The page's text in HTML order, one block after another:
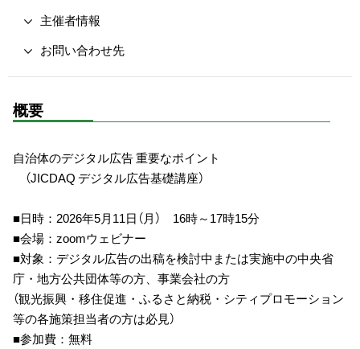
主催者情報
お問い合わせ先
概要
自治体のデジタル広告 重要なポイント
（JICDAQ デジタル広告基礎講座）
■日時：2026年5月11日（月） 16時～17時15分
■会場：zoomウェビナー
■対象：デジタル広告の出稿を検討中または実施中の中央省
庁・地方公共団体等の方、事業会社の方
（観光振興・移住促進・ふるさと納税・シティプロモーション
等の各施策担当者の方は必見）
■参加費：無料